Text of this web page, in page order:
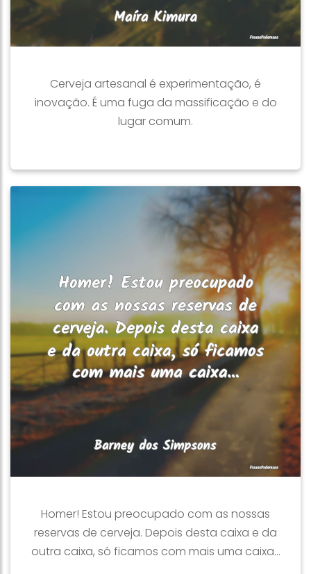
Cerveja artesanal é experimentação, é
inovação. É uma fuga da massificação e do
lugar comum.
Homer! Estou preocupado com as nossas
reservas de cerveja. Depois desta caixa e da
outra caixa, só ficamos com mais uma caixa...